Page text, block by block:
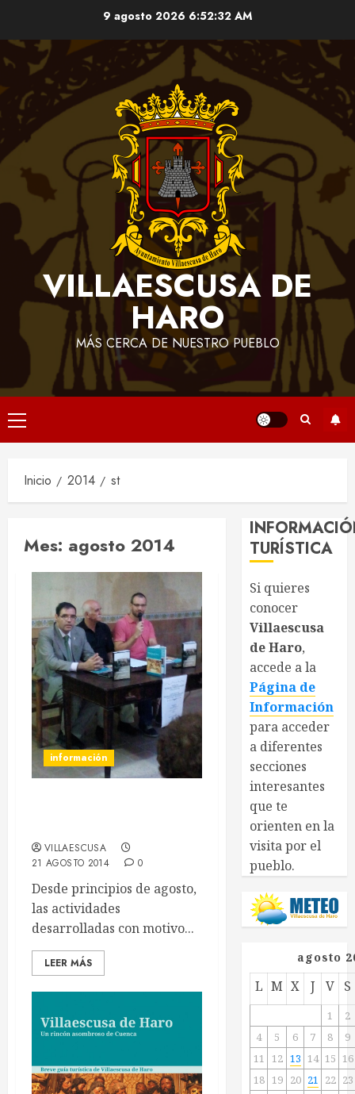
contenido
9 agosto 2026 6:52:32 AM
VILLAESCUSA DE
HARO
MÁS CERCA DE NUESTRO PUEBLO
Menú
principal
Inicio 2014 st
Mes: agosto 2014
información
VILLAESCUSA
21 AGOSTO 2014
0
Desde principios de agosto,
las actividades
desarrolladas con motivo...
LEER MÁS
TURÍSTICA
Si quieres
conocer
Villaescusa
de Haro,
accede a la
Página de
Información
para acceder
a diferentes
secciones
interesantes
que te
orienten en la
visita por el
pueblo.
agosto
L M X J V S
1
2
4
5 6 7 8
9
11
12 13 14 15 16
18 19 20 21 22 23